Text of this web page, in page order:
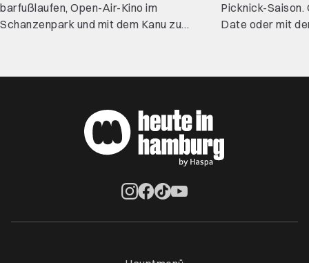
barfußlaufen, Open-Air-Kino im
Schanzenpark und mit dem Kanu zu
Apfelbäumen oder der Sternenhimmel
Erlebnisse für warme Tage.
Picknick-Saison.
Date oder mit
findest du hier.